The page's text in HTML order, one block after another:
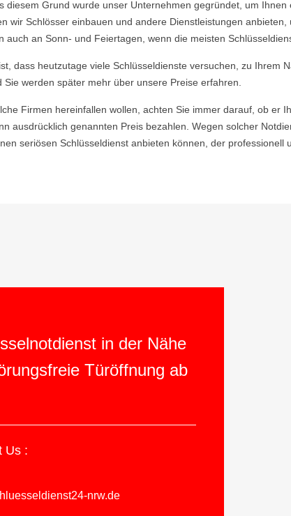
diesem Grund wurde unser Unternehmen gegründet, um
wir Schlösser einbauen und andere Dienstleistungen
auch an Sonn- und Feiertagen, wenn die meisten
dass heutzutage viele Schlüsseldienste versuchen, zu
Sie werden später mehr über unsere Preise erfahren.
Firmen hereinfallen wollen, achten Sie immer darauf, ob er
ausdrücklich genannten Preis bezahlen. Wegen solcher
seriösen Schlüsseldienst anbieten können, der professionell
in der Nähe
Türöffnung ab
Us :
nrw.de